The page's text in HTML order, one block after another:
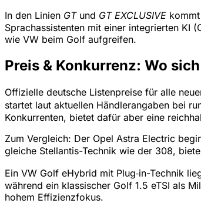
In den Linien GTund GT EXCLUSIVE
Sprachassistenten mit einer integrierten KI
wie VW beim Golf aufgreifen.
Preis & Konkurrenz: Wo
Offizielle deutsche Listenpreise für alle
startet laut aktuellen Händlerangaben bei
Konkurrenten, bietet dafür aber eine
Zum Vergleich: Der Opel Astra Electric
gleiche Stellantis-Technik wie der 308,
Ein VW Golf eHybrid mit Plug‑in-Technik
während ein klassischer Golf 1.5 eTSI als
hohem Effizienzfokus.